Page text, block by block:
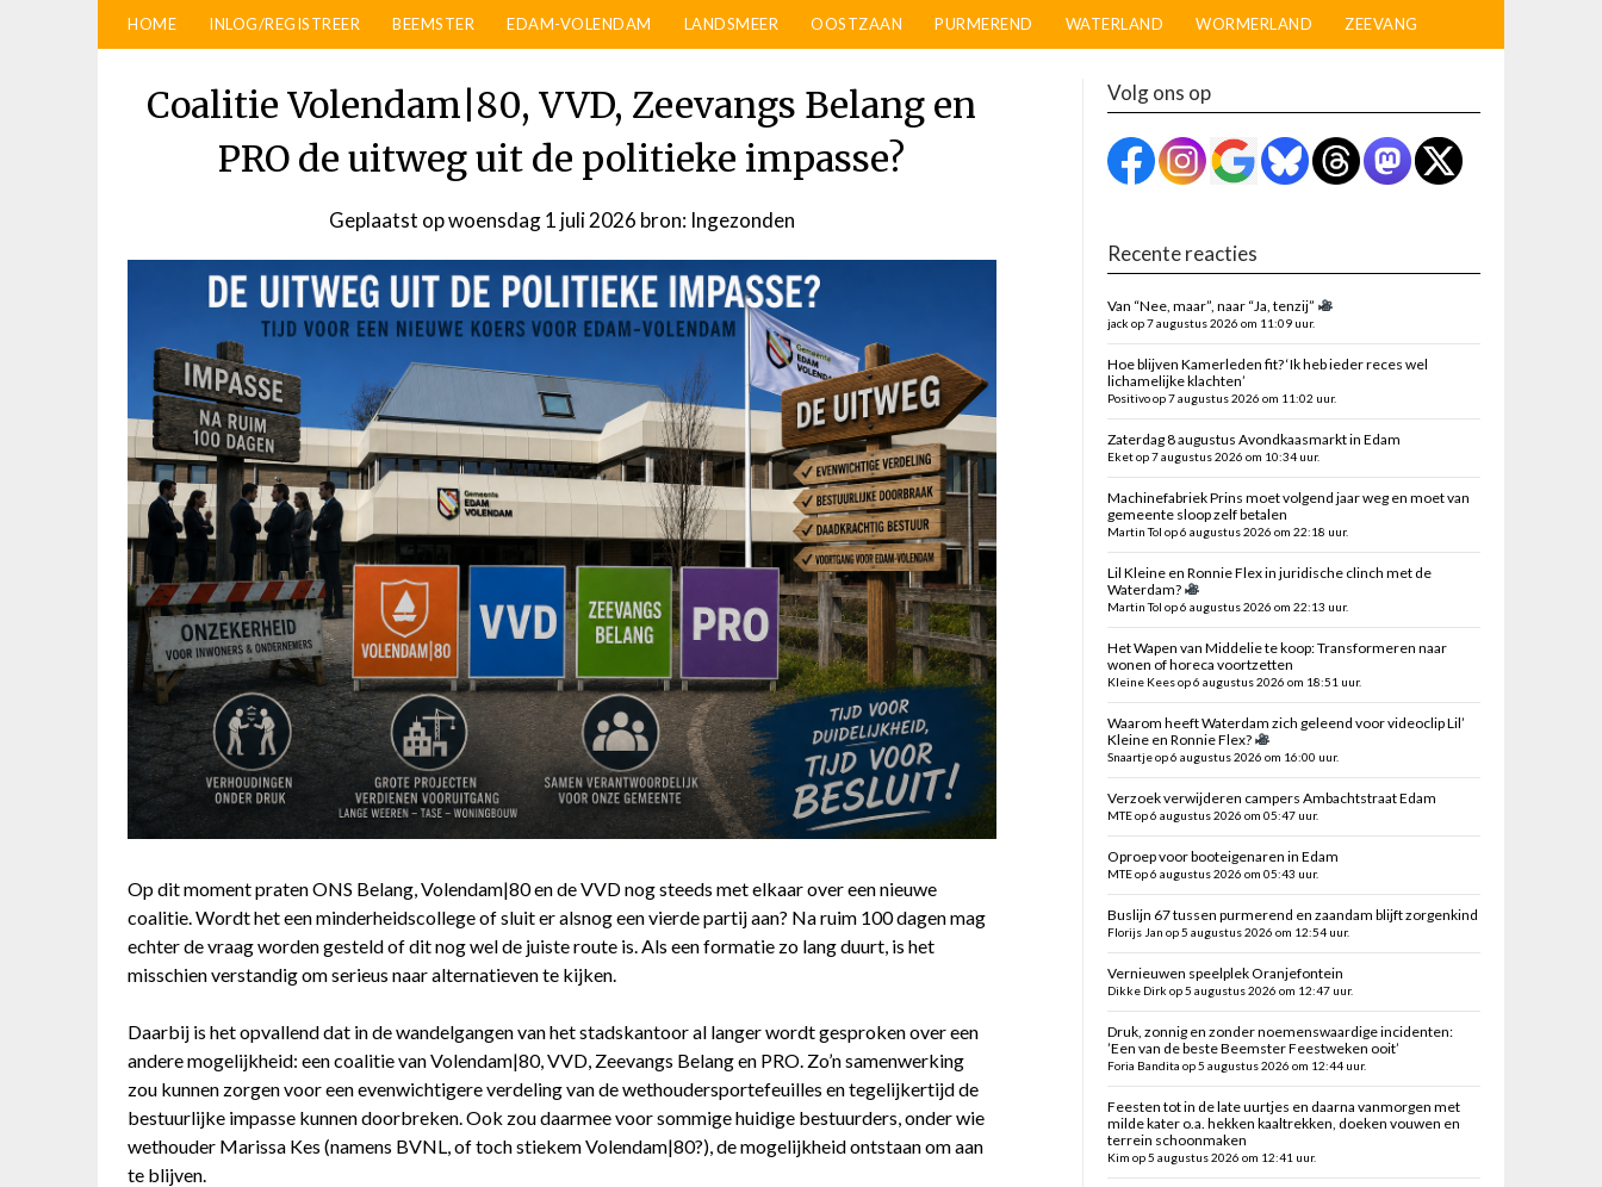
HOME INLOG/REGISTREER BEEMSTER EDAM-VOLENDAM LANDSMEER OOSTZAAN PURMEREND WATERLAND WORMERLAND ZEEVANG
Coalitie Volendam|80, VVD, Zeevangs Belang en
PRO de uitweg uit de politieke impasse?
Geplaatst opwoensdag 1 juli 2026 door
bron: Ingezonden
Op dit moment praten ONS Belang, Volendam|80 en de VVD nog steeds met elkaar over een nieuwe
coalitie. Wordt het een minderheidscollege of sluit er alsnog een vierde partij aan? Na ruim 100 dagen mag
echter de vraag worden gesteld of dit nog wel de juiste route is. Als een formatie zo lang duurt, is het
misschien verstandig om serieus naar alternatieven te kijken.
Daarbij is het opvallend dat in de wandelgangen van het stadskantoor al langer wordt gesproken over een
andere mogelijkheid: een coalitie van Volendam|80, VVD, Zeevangs Belang en PRO. Zo’n samenwerking
zou kunnen zorgen voor een evenwichtigere verdeling van de wethoudersportefeuilles en tegelijkertijd de
bestuurlijke impasse kunnen doorbreken. Ook zou daarmee voor sommige huidige bestuurders, onder wie
wethouder Marissa Kes (namens BVNL, of toch stiekem Volendam|80?), de mogelijkheid ontstaan om aan
te blijven.
Volg ons op
Recente reacties
Van “Nee, maar”, naar “Ja, tenzij”
jack op 7 augustus 2026 om 11:09 uur.
Hoe blijven Kamerleden fit? ‘Ik heb ieder reces wel
lichamelijke klachten’
Positivo op 7 augustus 2026 om 11:02 uur.
Zaterdag 8 augustus Avondkaasmarkt in Edam
Eket op 7 augustus 2026 om 10:34 uur.
Machinefabriek Prins moet volgend jaar weg en moet van
gemeente sloop zelf betalen
Martin Tol op 6 augustus 2026 om 22:18 uur.
Lil Kleine en Ronnie Flex in juridische clinch met de
Waterdam?
Martin Tol op 6 augustus 2026 om 22:13 uur.
Het Wapen van Middelie te koop: Transformeren naar
wonen of horeca voortzetten
Kleine Kees op 6 augustus 2026 om 18:51 uur.
Waarom heeft Waterdam zich geleend voor videoclip Lil’
Kleine en Ronnie Flex?
Snaartje op 6 augustus 2026 om 16:00 uur.
Verzoek verwijderen campers Ambachtstraat Edam
MTE op 6 augustus 2026 om 05:47 uur.
Oproep voor booteigenaren in Edam
MTE op 6 augustus 2026 om 05:43 uur.
Buslijn 67 tussen purmerend en zaandam blijft zorgenkind
Florijs Jan op 5 augustus 2026 om 12:54 uur.
Vernieuwen speelplek Oranjefontein
Dikke Dirk op 5 augustus 2026 om 12:47 uur.
Druk, zonnig en zonder noemenswaardige incidenten:
’Een van de beste Beemster Feestweken ooit’
Foria Bandita op 5 augustus 2026 om 12:44 uur.
Feesten tot in de late uurtjes en daarna vanmorgen met
milde kater o.a. hekken kaaltrekken, doeken vouwen en
terrein schoonmaken
Kim op 5 augustus 2026 om 12:41 uur.